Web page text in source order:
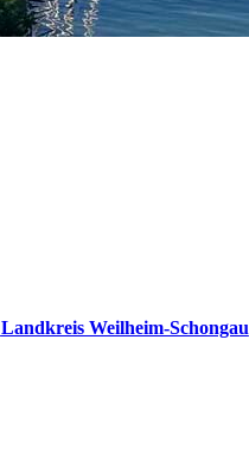
Landkreis Weilheim-Schongau